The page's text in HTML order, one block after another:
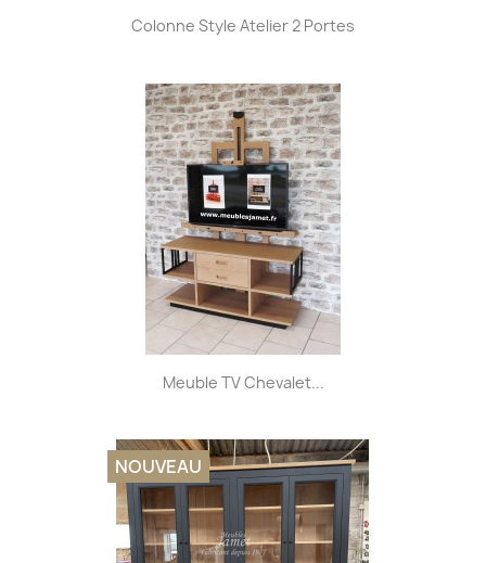
Colonne Style Atelier 2 Portes
Meuble TV Chevalet...
NOUVEAU